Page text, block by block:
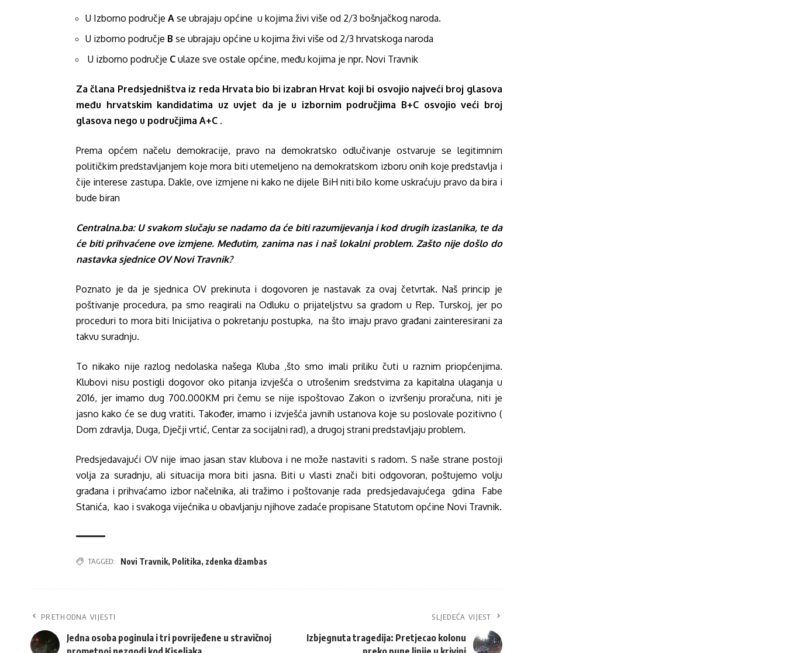
U Izborno područje A se ubrajaju općine u kojima živi više od 2/3 bošnjačkog naroda.
U izborno područje B se ubrajaju općine u kojima živi više od 2/3 hrvatskoga naroda
U izborno područje C ulaze sve ostale općine, među kojima je npr. Novi Travnik
Za člana Predsjedništva iz reda Hrvata bio bi izabran Hrvat koji bi osvojio najveći broj glasova
među hrvatskim kandidatima uz uvjet da je u izbornim područjima B+C osvojio veći broj
glasova nego u područjima A+C .
Prema općem načelu demokracije, pravo na demokratsko odlučivanje ostvaruje se legitimnim
političkim predstavljanjem koje mora biti utemeljeno na demokratskom izboru onih koje predstavlja i
čije interese zastupa. Dakle, ove izmjene ni kako ne dijele BiH niti bilo kome uskraćuju pravo da bira i
bude biran
Centralna.ba: U svakom slučaju se nadamo da će biti razumijevanja i kod drugih izaslanika, te da
će biti prihvaćene ove izmjene. Međutim, zanima nas i naš lokalni problem. Zašto nije došlo do
nastavka sjednice OV Novi Travnik?
Poznato je da je sjednica OV prekinuta i dogovoren je nastavak za ovaj četvrtak. Naš princip je
poštivanje procedura, pa smo reagirali na Odluku o prijateljstvu sa gradom u Rep. Turskoj, jer po
proceduri to mora biti Inicijativa o pokretanju postupka, na što imaju pravo građani zainteresirani za
takvu suradnju.
To nikako nije razlog nedolaska našega Kluba ,što smo imali priliku čuti u raznim priopćenjima.
Klubovi nisu postigli dogovor oko pitanja izvješća o utrošenim sredstvima za kapitalna ulaganja u
2016, jer imamo dug 700.000KM pri čemu se nije ispoštovao Zakon o izvršenju proračuna, niti je
jasno kako će se dug vratiti. Također, imamo i izvješća javnih ustanova koje su poslovale pozitivno (
Dom zdravlja, Duga, Dječji vrtić, Centar za socijalni rad), a drugoj strani predstavljaju problem.
Predsjedavajući OV nije imao jasan stav klubova i ne može nastaviti s radom. S naše strane postoji
volja za suradnju, ali situacija mora biti jasna. Biti u vlasti znači biti odgovoran, poštujemo volju
građana i prihvaćamo izbor načelnika, ali tražimo i poštovanje rada predsjedavajućega gdina Fabe
Stanića, kao i svakoga vijećnika u obavljanju njihove zadaće propisane Statutom općine Novi Travnik.
TAGGED: Novi Travnik, Politika, zdenka džambas
PRETHODNA VIJESTI
Jedna osoba poginula i tri povrijeđene u stravičnoj
SLJEDEĆA VIJEST
Izbjegnuta tragedija: Pretjecao kolonu